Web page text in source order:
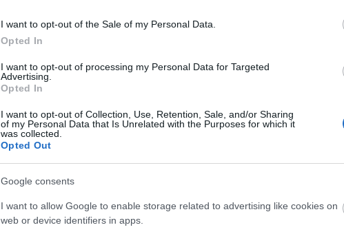
I want to opt-out of the Sale of my Personal Data.
Opted In
I want to opt-out of processing my Personal Data for Targeted
Advertising.
Opted In
I want to opt-out of Collection, Use, Retention, Sale, and/or Sharing
of my Personal Data that Is Unrelated with the Purposes for which it
was collected.
Opted Out
Google consents
I want to allow Google to enable storage related to advertising like cookies on
web or device identifiers in apps.
medvehagyma a
1
(1) muroklégy
provance
munkálatok (1)
palántanevelés (2)